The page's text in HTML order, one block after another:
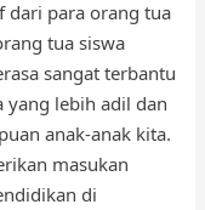
dari para orang tua
tua siswa
sangat terbantu
yang lebih adil dan
anak-anak kita.
masukan
di